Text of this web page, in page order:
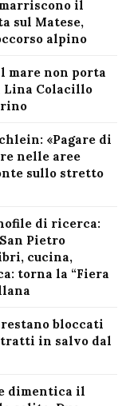
il
sul Matese,
alpino
mare non porta
Lina Colacillo
«Pagare di
nelle aree
sullo stretto
di ricerca:
Pietro
cucina,
torna la “Fiera
bloccati
tratti in salvo dal
dimentica il